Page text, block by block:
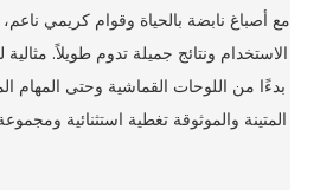
مع أصباغ نابضة بالحياة وقوام كريمي
الاستخدام ونتائج جميلة تدوم طويلاً.
بدءًا من اللوحات القماشية وحتى المهام
المتينة والموثوقة تغطية استثنائية